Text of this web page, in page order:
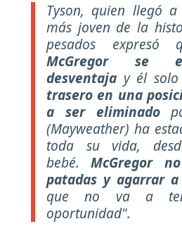
Tyson, quien llegó
más joven de la
pesados expresó
McGregor se
desventaja y él solo
trasero en una
a ser eliminado
(Mayweather) ha
toda su vida,
bebé.McGregor
patadas y agarrar
que no va a
oportunidad".